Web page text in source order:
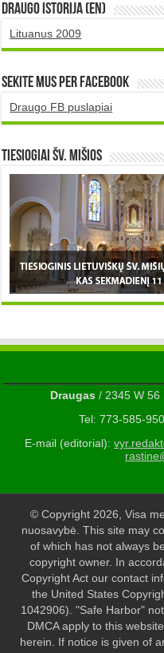
DRAUGO istorija (EN)
Lituanus 2009
Sekite mus per Facebook
Draugo FB puslapiai
TIESIOGIAI šv. MIŠIOS
Draugas/ 2345 W 56
Tel: 773-585-
E-mail (editorial):
© Copyright 2026, Visa
nuosavybė. This site may
of which has not always
copyright owner. In
Copyright Act our contact
the United States
1042906). "Safe Harbor"
DMCA apply to this
herein. If notice is given of